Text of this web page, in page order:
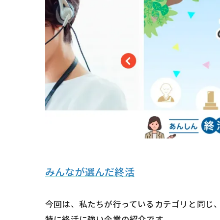
みんなが選んだ終活
今回は、私たちが行っているカテゴリと同じ